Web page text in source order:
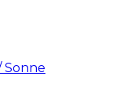
Sonne